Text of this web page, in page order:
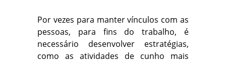
Por vezes para manter vínculos com as
pessoas, para fins do trabalho, é
necessário desenvolver estratégias,
como as atividades de cunho mais